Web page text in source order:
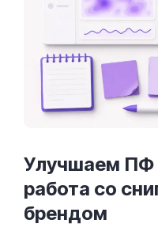
Улучшаем ПФ
работа со
брендом